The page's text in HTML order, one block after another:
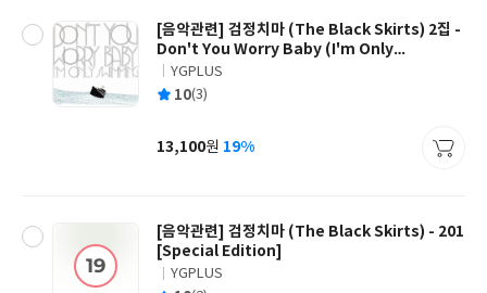
[음악관련] 검정치마 (The Black Skirts) 2집 -
Don't You Worry Baby (I'm Only
Swimming)
글
쓴
출
사
YGPLUS
평 10(3)
가
13,100원 19%
[음악관련] 검정치마 (The Black Skirts) - 201
[Special Edition]
글
YGPLUS